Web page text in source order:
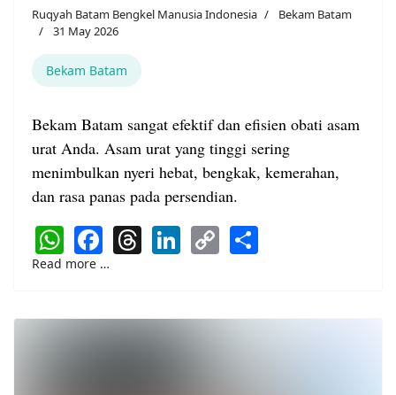
Ruqyah Batam Bengkel Manusia Indonesia
Bekam Batam
31 May 2026
Bekam Batam
Bekam Batam sangat efektif dan efisien obati asam
urat Anda. Asam urat yang tinggi sering
menimbulkan nyeri hebat, bengkak, kemerahan,
dan rasa panas pada persendian.
WhatsApp
Facebook
Threads
LinkedIn
Copy
Link
Read more …